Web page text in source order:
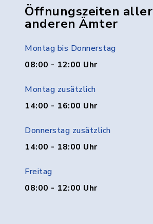
Öffnungszeiten aller
anderen Ämter
Montag bis Donnerstag
08:00 - 12:00 Uhr
Montag zusätzlich
14:00 - 16:00 Uhr
Donnerstag zusätzlich
14:00 - 18:00 Uhr
Freitag
08:00 - 12:00 Uhr